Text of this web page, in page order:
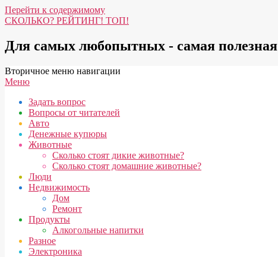
Перейти к содержимому
СКОЛЬКО? РЕЙТИНГ! ТОП!
Для самых любопытных - самая
Вторичное меню навигации
Меню
Задать вопрос
Вопросы от читателей
Авто
Денежные купюры
Животные
Сколько стоят дикие животные?
Сколько стоят домашние животные?
Люди
Недвижимость
Дом
Ремонт
Продукты
Алкогольные напитки
Разное
Электроника